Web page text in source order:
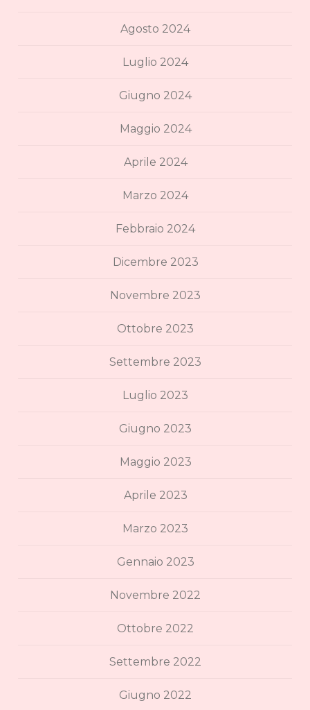
Agosto 2024
Luglio 2024
Giugno 2024
Maggio 2024
Aprile 2024
Marzo 2024
Febbraio 2024
Dicembre 2023
Novembre 2023
Ottobre 2023
Settembre 2023
Luglio 2023
Giugno 2023
Maggio 2023
Aprile 2023
Marzo 2023
Gennaio 2023
Novembre 2022
Ottobre 2022
Settembre 2022
Giugno 2022